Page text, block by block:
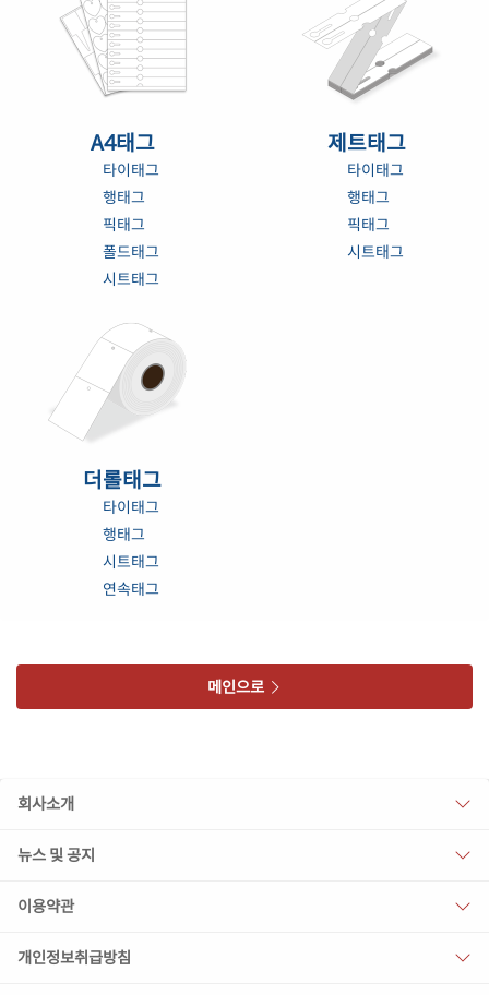
A4태그
타이태그
행태그
픽태그
폴드태그
시트태그
제트태그
타이태그
행태그
픽태그
시트태그
더롤태그
타이태그
행태그
시트태그
연속태그
메인으로
회사소개
뉴스 및 공지
이용약관
개인정보취급방침